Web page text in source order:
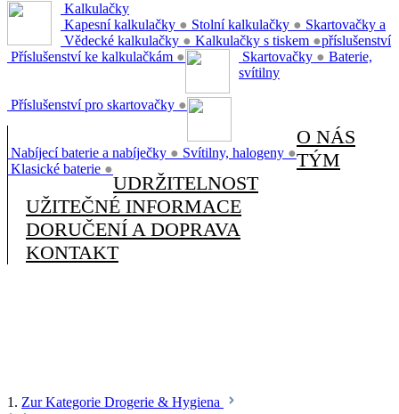
Kalkulačky
Kapesní kalkulačky ● Stolní kalkulačky ●
Vědecké kalkulačky ● Kalkulačky s tiskem ●
Příslušenství ke kalkulačkám ●
Skartovačky a
příslušenství
Skartovačky ●
Příslušenství pro skartovačky ●
Baterie,
svítilny
Nabíjecí baterie a nabíječky ● Svítilny, halogeny ●
Klasické baterie ●
O NÁS
TÝM
UDRŽITELNOST
UŽITEČNÉ INFORMACE
DORUČENÍ A DOPRAVA
KONTAKT
1. Zur Kategorie Drogerie & Hygiena